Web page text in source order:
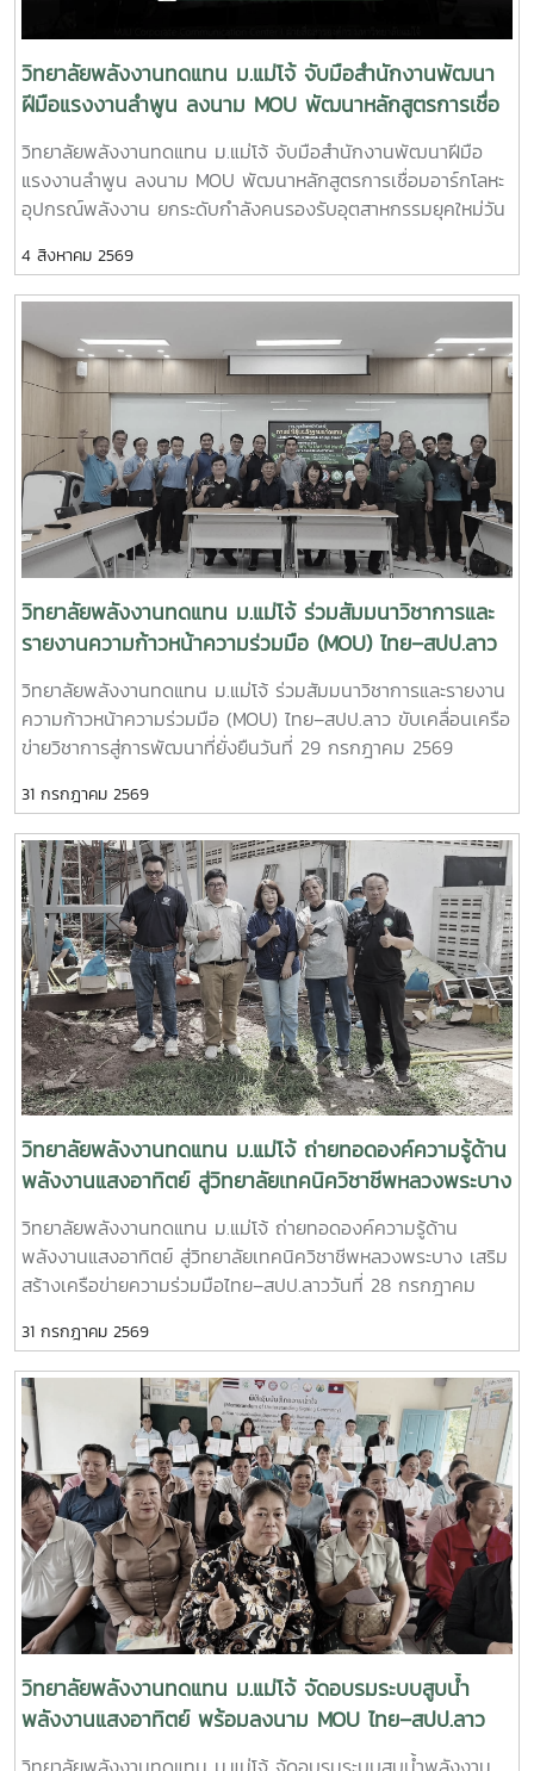
เทคโนโลยี การเชื่อมโยงเครือข่ายความร่วมมือ และการสร้าง
โอกาสในการเพิ่มรายได้ให้แก่ประชาชนอย่างยั่งยืนประเด็นสำคัญ
ภายในงาน ประกอบด้วย - การพัฒนาเทคโนโลยีที่เหมาะสม
(Appropriate Technology) เพื่อการพัฒนาชุมชน- การสร้าง
และพัฒนานวัตกรชุมชนเพื่อขับเคลื่อนเศรษฐกิจฐานราก - การ
ประยุกต์ใช้แพลตฟอร์ม AppTech เพื่อถ่ายทอดองค์ความรู้และ
เชื่อมโยงเครือข่าย - การแลกเปลี่ยนประสบการณ์ระหว่างสถาบัน
การศึกษา หน่วยงานภาครัฐ และภาคีเครือข่ายด้านการพัฒนา
ชุมชน การเข้าร่วมประชุมครั้งนี้นับเป็นโอกาสสำคัญในการติดตาม
ทิศทางการพัฒนาเทคโนโลยีที่เหมาะสมของประเทศ พร้อมแลก
ประยุกต์ใช้ในการสนับสนุนพันธกิจของวิทยาลัยพลังงานทดแทน
ทั้งด้านการวิจัย การบริการวิชาการ และการถ่ายทอดเทคโนโลยีสู่
ชุมชน เพื่อยกระดับคุณภาพชีวิตของประชาชนและสร้างการ
พัฒนาที่ยั่งยืนวิทยาลัยพลังงานทดแทน มหาวิทยาลัยแม่โจ้ มุ่งมั่น
พัฒนาองค์ความรู้และนวัตกรรมด้านพลังงานและเทคโนโลยีที่
เหมาะสม เพื่อสร้างผลกระทบเชิงบวกต่อสังคม ชุมชน และ
เศรษฐกิจฐานราก พร้อมขับเคลื่อนการพัฒนาประเทศสู่ความ
ยั่งยืน
วิทยาลัยพลังงานทดแทน ม.แม่โจ้ จับมือสำนักงานพัฒนา
ฝีมือแรงงานลำพูน ลงนาม MOU พัฒนาหลักสูตรการเชื่อ
มอาร์กโลหะอุปกรณ์พลังงาน ยกระดับกำลังคนรองรับ
อุตสาหกรรมยุคใหม่
วิทยาลัยพลังงานทดแทน ม.แม่โจ้ จับมือสำนักงานพัฒนาฝีมือ
แรงงานลำพูน ลงนาม MOU พัฒนาหลักสูตรการเชื่อมอาร์กโลหะ
อุปกรณ์พลังงาน ยกระดับกำลังคนรองรับอุตสาหกรรมยุคใหม่วัน
พลังงานทดแทน ร่วมกับ สำนักงานพัฒนาฝีมือแรงงานลำพูน จัด
พิธีลงนามบันทึกความเข้าใจความร่วมมือทางวิชาการ
ผึ้ง ชั้น 5 สำนักงานมหาวิทยาลัย มหาวิทยาลัยแม่โจ้ พิธีลงนามได้
รับเกียรติจาก ผู้ช่วยศาสตราจารย์ ดร.สุริยจรัส เตชะตันมีนสกุล
รองอธิการบดีมหาวิทยาลัยแม่โจ้ (ผู้แทนอธิการบดี) และ นายก
ษิดิจ ทับทิม ผู้อำนวยการสำนักงานพัฒนาฝีมือแรงงานลำพูน
เป็นผู้ลงนามร่วมกัน โดยมี ผู้ช่วยศาสตราจารย์ ดร.นิกราน หอม
ดวง คณบดีวิทยาลัยพลังงานทดแทน มหาวิทยาลัยแม่โจ้และ นาย
เกรียงศักดิ์ ธรรมวัตร ผู้อำนวยการกลุ่มงานพัฒนาฝีมือแรงงาน
ร่วมลงนามเป็นพยาน ความร่วมมือในครั้งนี้มีเป้าหมายในการ
พัฒนาและปรับปรุงหลักสูตร “การเชื่อมอาร์กโลหะอุปกรณ์ทาง
พลังงานและอุตสาหกรรมด้วยมือ” ให้สอดคล้องกับมาตรฐาน
วิชาชีพและความต้องการของภาคอุตสาหกรรม พร้อมทั้งร่วมกัน
แรงงาน และผู้สนใจทั่วไป เพื่อยกระดับทักษะวิชาชีพและเพิ่มขีด
ความสามารถของกำลังคนไทยความร่วมมือครอบคลุมการดำเนิน
งานในด้านต่าง ๆ ได้แก่- พัฒนาและปรับปรุงหลักสูตรให้
การเชื่อมอาร์กโลหะอุปกรณ์พลังงานและอุตสาหกรรม - ทดสอบ
มาตรฐานฝีมือแรงงานและรับรองสมรรถนะผู้ผ่านการอบรม-
พัฒนากำลังคนให้มีทักษะตรงตามความต้องการของสถาน
ประกอบการและตลาดแรงงาน ความร่วมมือครั้งนี้สะท้อนถึง
ความมุ่งมั่นของวิทยาลัยพลังงานทดแทน มหาวิทยาลัยแม่โจ้ ในกา
รบูรณาการความร่วมมือกับหน่วยงานภาครัฐ เพื่อผลิตและพัฒนา
กำลังคนที่มีศักยภาพ มีทักษะด้านวิชาชีพที่ได้มาตรฐาน และพร้อม
รองรับการเปลี่ยนแปลงของภาคอุตสาหกรรมด้านพลังงานและ
เทคโนโลยีในอนาคตวิทยาลัยพลังงานทดแทน มหาวิทยาลัยแม่โจ้
ยังคงเดินหน้าสร้างเครือข่ายความร่วมมือกับทุกภาคส่วน เพื่อยก
ระดับการศึกษา การพัฒนาทักษะวิชาชีพ และการผลิตบัณฑิต
คุณภาพ ตอบโจทย์การพัฒนาประเทศอย่างยั่งยืน
4 สิงหาคม 2569
วิทยาลัยพลังงานทดแทน ม.แม่โจ้ ร่วมสัมมนาวิชาการและ
รายงานความก้าวหน้าความร่วมมือ (MOU) ไทย–สปป.ลาว
ขับเคลื่อนเครือข่ายวิชาการสู่การพัฒนาที่ยั่งยืน
วิทยาลัยพลังงานทดแทน ม.แม่โจ้ ร่วมสัมมนาวิชาการและรายงาน
ความก้าวหน้าความร่วมมือ (MOU) ไทย–สปป.ลาว ขับเคลื่อนเครือ
ข่ายวิชาการสู่การพัฒนาที่ยั่งยืนวันที่ 29 กรกฎาคม 2569
ศาสตราจารย์ ดร.นิกราน หอมดวง คณบดีวิทยาลัยพลังงาน
ทดแทน พร้อมด้วย ผู้ช่วยศาสตราจารย์ ดร.กิตติกร สาสุจิตต์
รองคณบดีฝ่ายบริหาร, ผู้ช่วยศาสตราจารย์ ดร.ยิ่งรักษ์ อรรถเวช
กุล รองคณบดีฝ่ายวิจัยและบริการวิชาการคณาจารย์ บุคลากร
และนักศึกษาระดับบัณฑิตศึกษา เข้าร่วมกิจกรรม สัมมนาวิชาการ
และการรายงานความก้าวหน้าความร่วมมือ (MOU) ระหว่าง
มหาวิทยาลัยแม่โจ้และเครือข่ายสถาบันการศึกษาในแขวงหลวงพระ
บาง สาธารณรัฐประชาธิปไตยประชาชนลาว การสัมมนาครั้งนี้จัด
ขึ้นเพื่อเป็นเวทีในการแลกเปลี่ยนองค์ความรู้ ติดตามผลการ
ดำเนินงานภายใต้บันทึกข้อตกลงความร่วมมือ (MOU) และร่วม
กำหนดแนวทางการพัฒนาความร่วมมือด้านการศึกษา การวิจัย
และการบริการวิชาการระหว่างประเทศไทยและ สปป.ลาว ให้เกิด
ความเข้มแข็งและต่อเนื่อง กิจกรรมสำคัญภายในงาน ประกอบ
ด้วย- แลกเปลี่ยนองค์ความรู้ด้านพลังงานทดแทน สิ่งแวดล้อม
การดำเนินงานและความก้าวหน้าของโครงการความร่วมมือที่ผ่าน
มา- ร่วมวางแผนการดำเนินงานด้านการศึกษา งานวิจัย และการ
บริการวิชาการในระยะต่อไป เสริมสร้างเครือข่ายความร่วมมือ
ระหว่างสถาบันการศึกษา หน่วยงานภาครัฐ และภาคีเครือข่ายของ
ทั้งสองประเทศ เพื่อยกระดับการพัฒนาทรัพยากรมนุษย์และ
นวัตกรรมด้านพลังงานสะอาด- การประชุมสัมมนาครั้งนี้สะท้อน
ถึงความมุ่งมั่นของทุกภาคส่วนในการร่วมกันขับเคลื่อนการใช้
พลังงานทดแทน การพัฒนางานวิจัย และการถ่ายทอดองค์ความรู้
สู่สังคม พร้อมส่งเสริมความร่วมมือทางวิชาการระหว่าง
ประเทศไทยและ สปป.ลาว ให้สามารถต่อยอดสู่การพัฒนาชุมชน
สังคม และสิ่งแวดล้อมอย่างยั่งยืนในระดับนานาชาติ วิทยาลัย
พลังงานทดแทน มหาวิทยาลัยแม่โจ้ ยังคงเดินหน้าสร้างเครือข่าย
ความร่วมมือกับพันธมิตรทั้งในและต่างประเทศ เพื่อร่วมพัฒนา
องค์ความรู้ เทคโนโลยี และนวัตกรรมด้านพลังงานสะอาด อันเป็น
รากฐานสำคัญของการพัฒนาที่ยั่งยืนในภูมิภาคอาเซียน
31 กรกฎาคม 2569
วิทยาลัยพลังงานทดแทน ม.แม่โจ้ ถ่ายทอดองค์ความรู้ด้าน
พลังงานแสงอาทิตย์ สู่วิทยาลัยเทคนิควิชาชีพหลวงพระบาง
เสริมสร้างเครือข่ายความร่วมมือไทย–สปป.ลาว
วิทยาลัยพลังงานทดแทน ม.แม่โจ้ ถ่ายทอดองค์ความรู้ด้าน
พลังงานแสงอาทิตย์ สู่วิทยาลัยเทคนิควิชาชีพหลวงพระบาง เสริม
สร้างเครือข่ายความร่วมมือไทย–สปป.ลาววันที่ 28 กรกฎาคม
ศาสตราจารย์ ดร.นิกราน หอมดวง คณบดีวิทยาลัยพลังงาน
ทดแทน พร้อมด้วย ผู้ช่วยศาสตราจารย์ ดร.กิตติกร สาสุจิตต์
รองคณบดีฝ่ายบริหาร, ผู้ช่วยศาสตราจารย์ ดร.ยิ่งรักษ์ อรรถเวช
กุล รองคณบดีฝ่ายวิจัยและบริการวิชาการ คณาจารย์ และ
บุคลากร ลงพื้นที่จัดกิจกรรมบริการวิชาการนานาชาติ ณ
วิทยาลัยเทคนิควิชาชีพหลวงพระบาง แขวงหลวงพระบาง
สาธารณรัฐประชาธิปไตยประชาชนลาว กิจกรรมจัดขึ้นภายใต้
โครงการ “การใช้พลังงานทดแทนเพื่อการปรับตัวต่อการ
เปลี่ยนแปลงสภาพภูมิอากาศ” โดยมุ่งถ่ายทอดองค์ความรู้ด้าน
พลังงานแสงอาทิตย์ ทั้งภาคทฤษฎีและภาคปฏิบัติ เพื่อพัฒนา
ศักยภาพของผู้บริหาร คณาจารย์ บุคลากร และนักศึกษา ให้
สามารถประยุกต์ใช้เทคโนโลยีพลังงานทดแทนได้อย่างมี
ประสิทธิภาพและเกิดประโยชน์สูงสุด กิจกรรมสำคัญ ประกอบ
ด้วย- บรรยายหลักการทำงานของระบบผลิตไฟฟ้าพลังงานแสง
31 กรกฎาคม 2569
วิทยาลัยพลังงานทดแทน ม.แม่โจ้ จัดอบรมระบบสูบน้ำ
พลังงานแสงอาทิตย์ พร้อมลงนาม MOU ไทย–สปป.ลาว
ขับเคลื่อนความร่วมมือด้านพลังงานสะอาดและการพัฒนาที่